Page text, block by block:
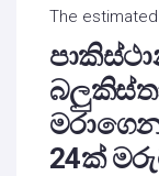
The
24ක්